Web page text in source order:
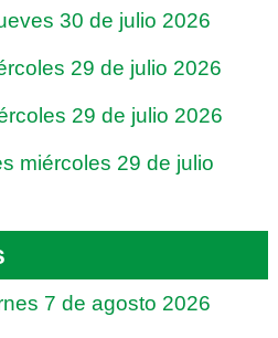
30 de julio 2026
29 de julio 2026
29 de julio 2026
miércoles 29 de julio
7 de agosto 2026